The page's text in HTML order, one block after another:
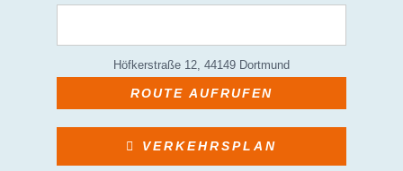
ROUTE AUFRUFEN
VERKEHRSPLAN